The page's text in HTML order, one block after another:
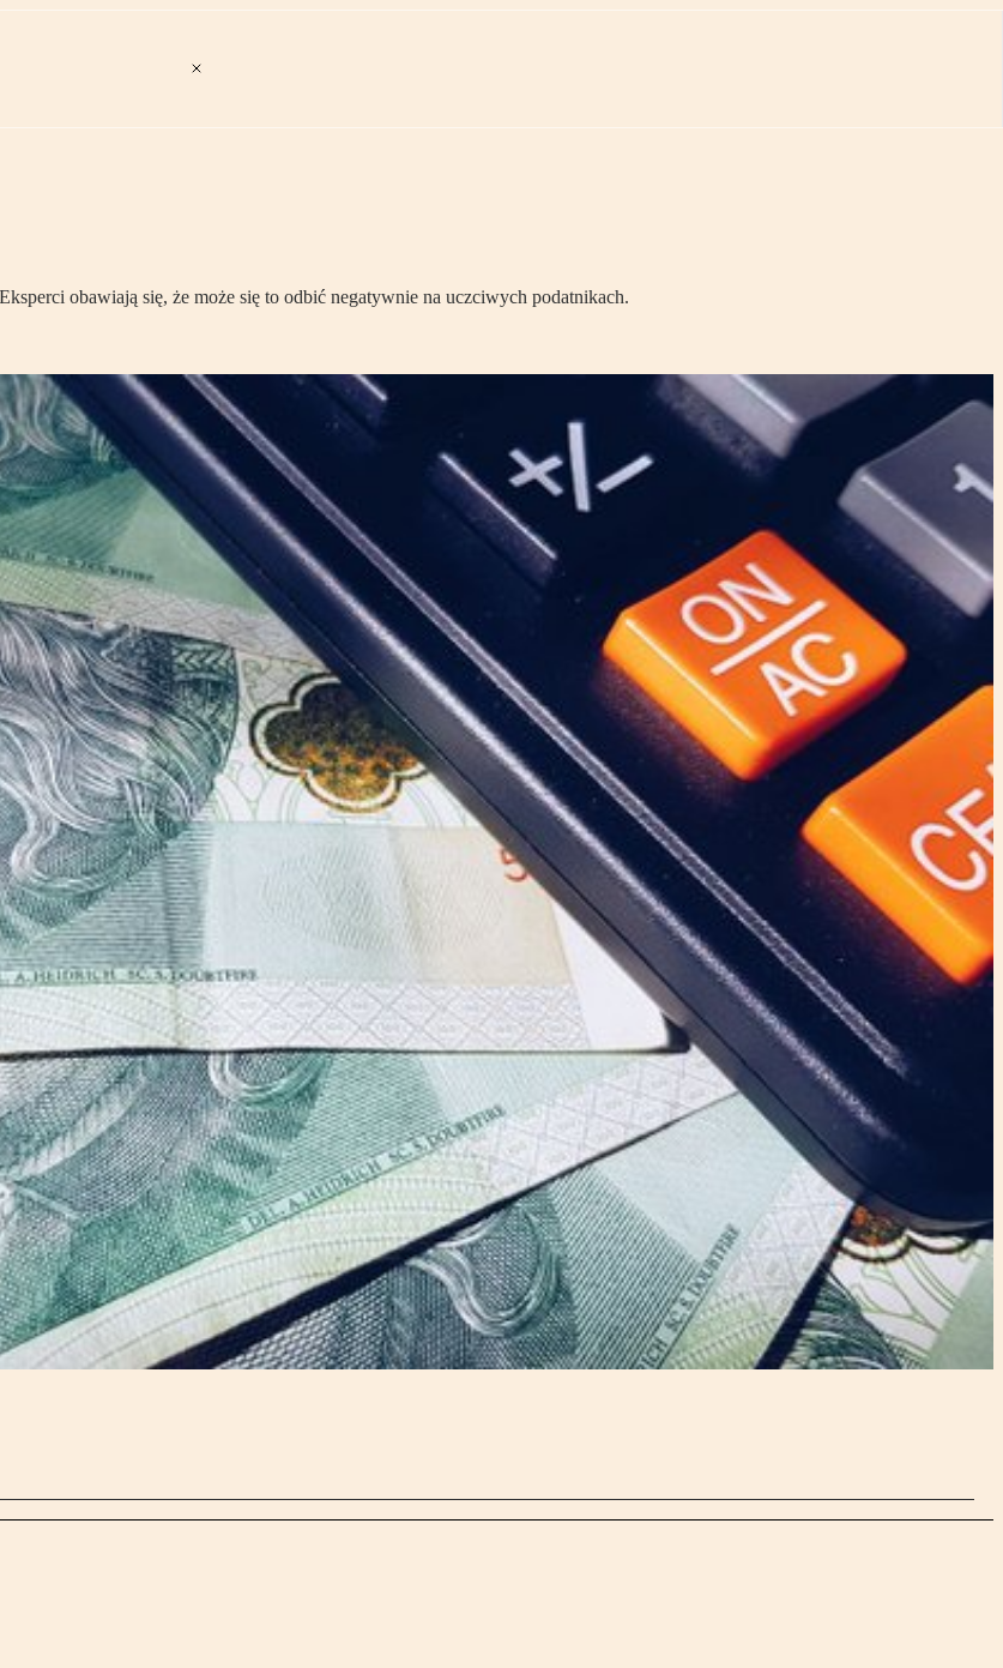
obawiają się, że może się to odbić negatywnie na uczciwych podatnikach.